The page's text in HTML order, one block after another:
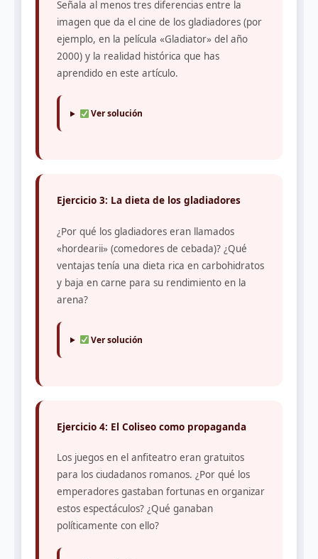
Señala al menos tres diferencias entre la
imagen que da el cine de los gladiadores (por
ejemplo, en la película «Gladiator» del año
2000) y la realidad histórica que has
aprendido en este artículo.
Ver solución
Ejercicio 3: La dieta de los gladiadores
¿Por qué los gladiadores eran llamados
«hordearii» (comedores de cebada)? ¿Qué
ventajas tenía una dieta rica en carbohidratos
y baja en carne para su rendimiento en la
arena?
Ver solución
Ejercicio 4: El Coliseo como propaganda
Los juegos en el anfiteatro eran gratuitos
para los ciudadanos romanos. ¿Por qué los
emperadores gastaban fortunas en organizar
estos espectáculos? ¿Qué ganaban
políticamente con ello?